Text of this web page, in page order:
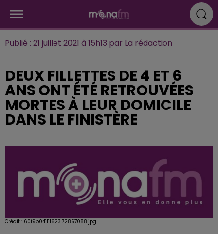
Publié : 21 juillet 2021 à 15h13 par La rédaction
DEUX FILLETTES DE 4 ET 6
ANS ONT ÉTÉ RETROUVÉES
MORTES À LEUR DOMICILE
DANS LE FINISTÈRE
Crédit : 60f9b041111623.72857088.jpg